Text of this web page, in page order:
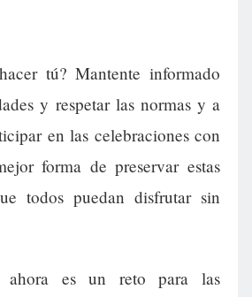
tú? Mantente informado
y respetar las normas y a
en las celebraciones con
forma de preservar estas
todos puedan disfrutar sin
es un reto para las